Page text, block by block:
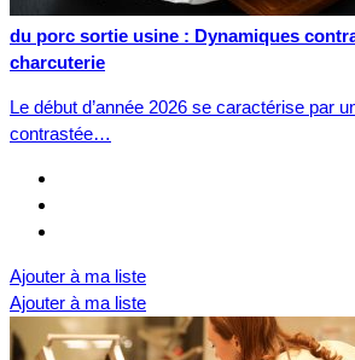
du porc sortie usine : Dynamiques
charcuterie
Le début d’année 2026 se caractérise par
contrastée…
Ajouter à ma liste
Ajouter à ma liste